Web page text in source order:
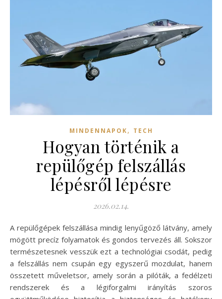
MINDENNAPOK, TECH
Hogyan történik a
repülőgép felszállás
lépésről lépésre
2026.02.14.
A repülőgépek felszállása mindig lenyűgöző látvány, amely
mögött precíz folyamatok és gondos tervezés áll. Sokszor
természetesnek vesszük ezt a technológiai csodát, pedig
a felszállás nem csupán egy egyszerű mozdulat, hanem
összetett műveletsor, amely során a pilóták, a fedélzeti
rendszerek és a légiforgalmi irányítás szoros